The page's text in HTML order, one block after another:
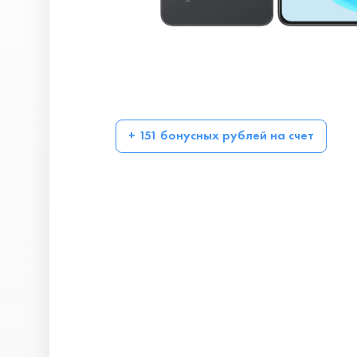
+ 151 бонусных рублей на счет